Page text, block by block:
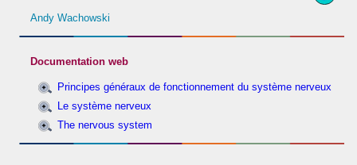
Andy Wachowski
Documentation web
Principes généraux de fonctionnement du système nerveux
Le système nerveux
The nervous system